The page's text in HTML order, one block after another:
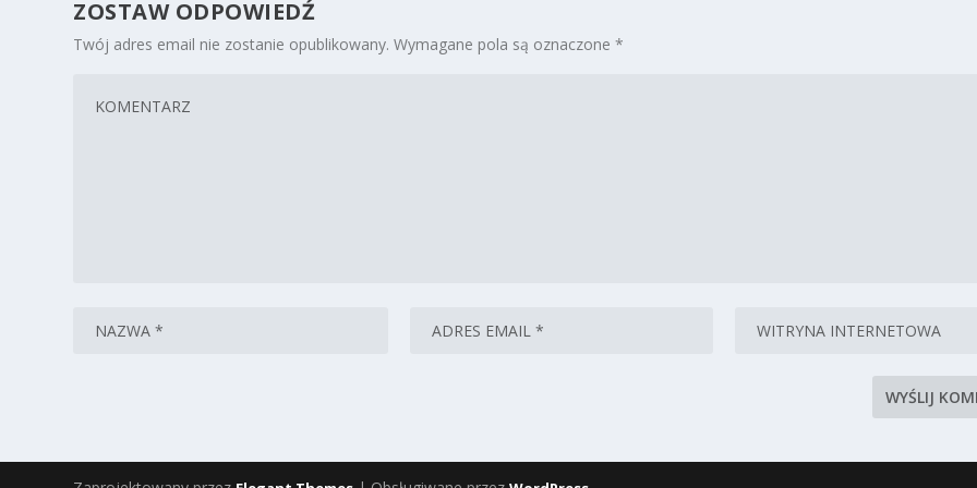
ZOSTAW ODPOWIEDŹ
Twój adres email nie zostanie opublikowany. Wymagane pola są oznaczone*